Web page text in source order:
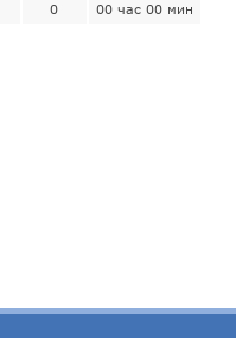
0 00 час 00 мин